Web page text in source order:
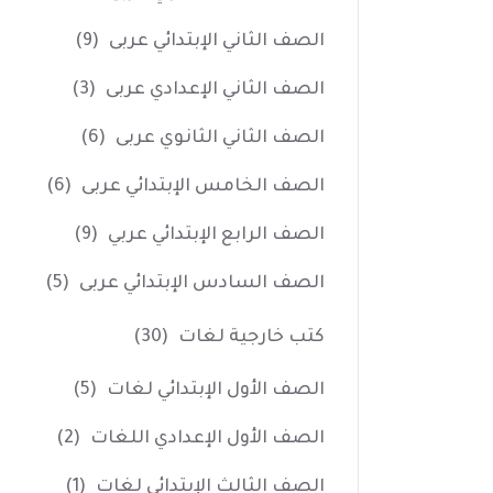
الصف الثاني الإبتدائي عربى (9)
الصف الثاني الإعدادي عربى (3)
الصف الثاني الثانوي عربى (6)
الصف الخامس الإبتدائي عربى (6)
الصف الرابع الإبتدائي عربي (9)
الصف السادس الإبتدائي عربى (5)
كتب خارجية لغات (30)
الصف الأول الإبتدائي لغات (5)
الصف الأول الإعدادي اللغات (2)
الصف الثالث الإبتدائي لغات (1)